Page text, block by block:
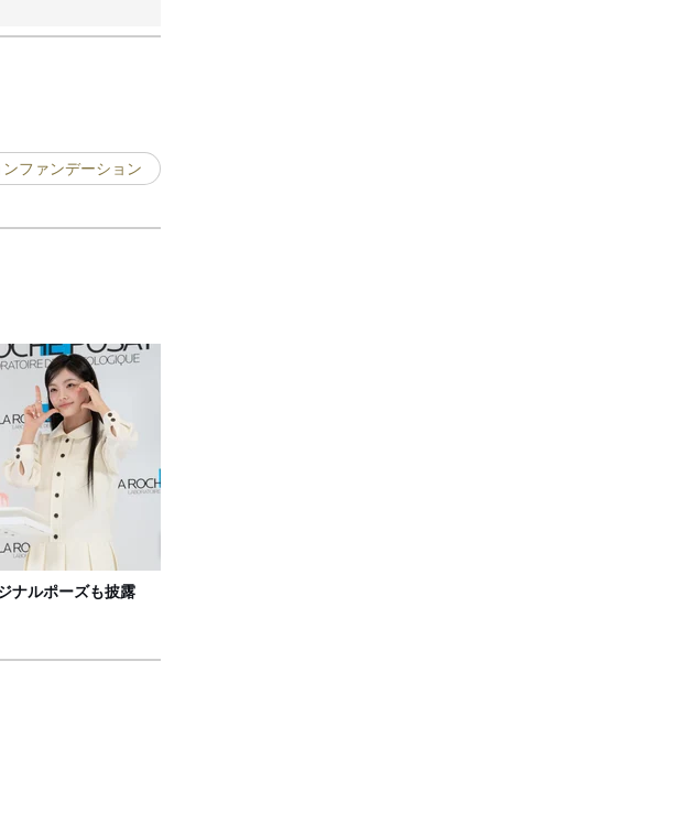
ファンデーション
ナルポーズも披露